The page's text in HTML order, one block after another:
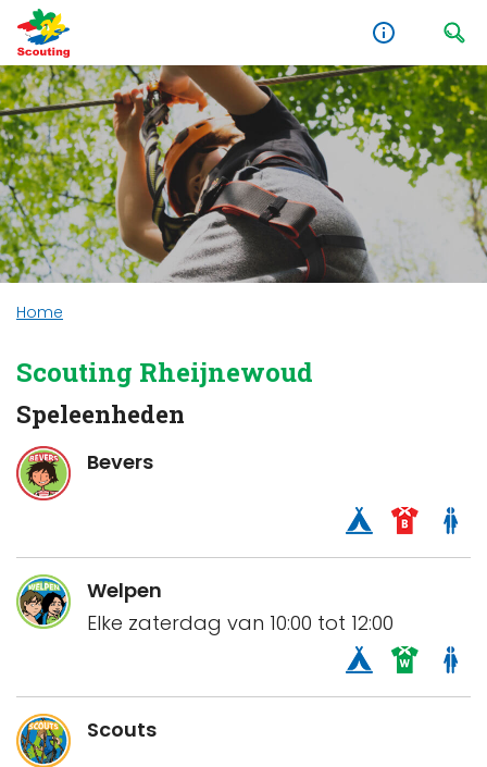
Home
Scouting Rheijnewoud
Speleenheden
Bevers
Welpen
Elke zaterdag van 10:00 tot 12:00
Scouts